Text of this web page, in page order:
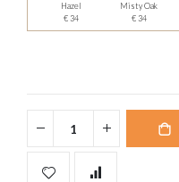
Hazel
€ 34
Misty Oak
€ 34